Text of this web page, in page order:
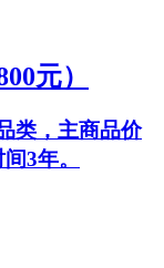
元）
类，主商品价
3年。